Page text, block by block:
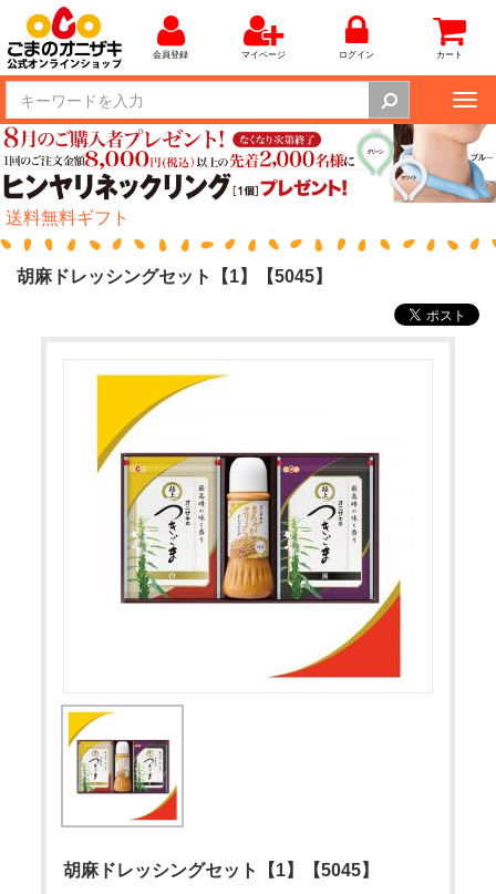
会員登録 マイページ ログイン カート
送料無料ギフト
胡麻ドレッシングセット【1】【5045】
胡麻ドレッシングセット【1】【5045】